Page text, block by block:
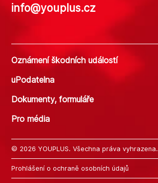
Oznámení škodních událostí
uPodatelna
Dokumenty, formuláře
Pro média
info@youplus.cz
© 2026 YOUPLUS. Všechna práva vyhrazena.
Prohlášení o ochraně osobních údajů